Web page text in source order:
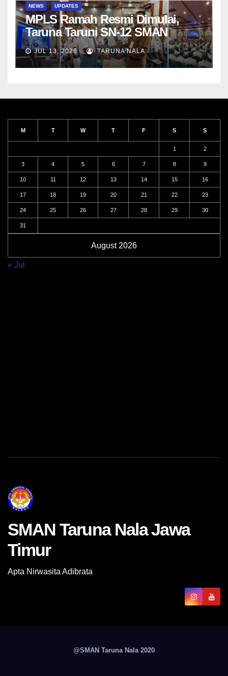
NEWS UPDATES
MPLS Ramah Resmi Dimulai,
Taruna Taruni SN-12 SMAN
Taruna Nala Jawa Timur Siap
Menjalani Tahun Ajaran Baru
JUL 13, 2026 TARUNA NALA
August 2026
M T W T F S S
1 2
3 4 5 6 7 8 9
10 11 12 13 14 15 16
17 18 19 20 21 22 23
24 25 26 27 28 29 30
31
« Jul
SMAN Taruna Nala Jawa
Timur
Apta Nirwasita Adibrata
@SMAN Taruna Nala 2020